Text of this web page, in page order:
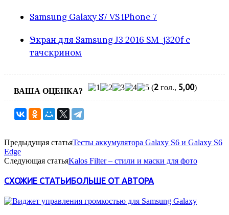
Samsung Galaxy S7 VS iPhone 7
Экран для Samsung J3 2016 SM-j320f с
тачскрином
ВАША ОЦЕНКА? (2 гол., 5,00)
Предыдущая статьяТесты аккумулятора Galaxy S6 и Galaxy S6
Edge
Следующая статьяKalos Filter – стили и маски для фото
СХОЖИЕ СТАТЬИБОЛЬШЕ ОТ АВТОРА